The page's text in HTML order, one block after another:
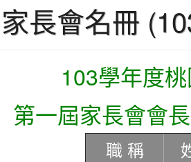
長會名冊
103學年度
第一屆家長會會
職 稱